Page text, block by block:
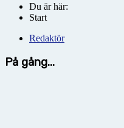
Du är här:
Start
Redaktör
På gång...